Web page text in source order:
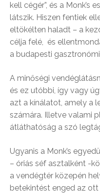
kell cégér”, és a Monk’s
látszik. Hiszen fentiek
eltökélten haladt – a
célja felé, és
a budapesti
A minőségi
és ez utóbbi, így vagy
azt a kínálatot, amely a
számára. Illetve valami
átláthatóság a szó
Ugyanis a Monk’s
– óriás séf asztalként -
a vendégtér közepén
betekintést enged az